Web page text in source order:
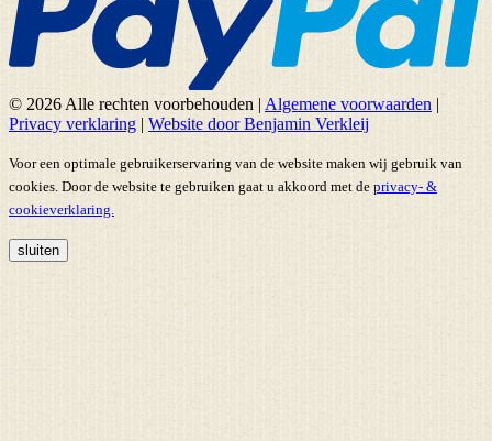
© 2026 Alle rechten voorbehouden | Algemene voorwaarden |
Privacy verklaring | Website door Benjamin Verkleij
Voor een optimale gebruikerservaring van de website maken wij gebruik van
cookies. Door de website te gebruiken gaat u akkoord met de privacy- &
cookieverklaring.
sluiten